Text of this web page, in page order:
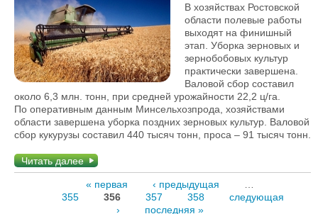
В хозяйствах Ростовской
области полевые работы
выходят на финишный
этап. Уборка зерновых и
зернобобовых культур
практически завершена.
Валовой сбор составил
около 6,3 млн. тонн, при средней урожайности 22,2 ц/га.
По оперативным данным Минсельхозпрода, хозяйствами
области завершена уборка поздних зерновых культур. Валовой
сбор кукурузы составил 440 тысяч тонн, проса – 91 тысяч тонн.
Читать далее
« первая ‹ предыдущая
355
356 357 358
следующая
›
последняя »